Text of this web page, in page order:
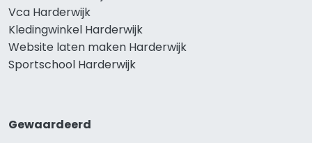
Vca Harderwijk
Kledingwinkel Harderwijk
Website laten maken Harderwijk
Sportschool Harderwijk
Gewaardeerd